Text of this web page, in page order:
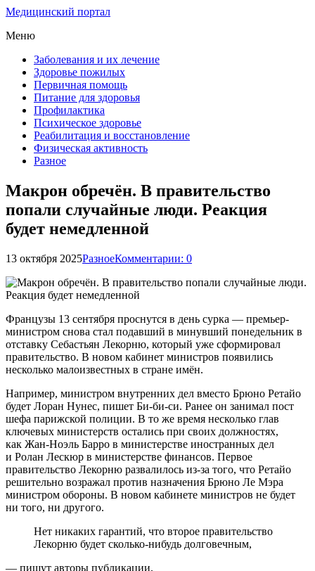
Медицинский портал
Меню
Заболевания и их лечение
Здоровье пожилых
Первичная помощь
Питание для здоровья
Профилактика
Психическое здоровье
Реабилитация и восстановление
Физическая активность
Разное
Макрон обречён. В правительство
попали случайные люди. Реакция
будет немедленной
13 октября 2025РазноеКомментарии: 0
Французы 13 сентября проснутся в день сурка — премьер-
министром снова стал подавший в минувший понедельник в
отставку Себастьян Лекорню, который уже сформировал
правительство. В новом кабинет министров появились
несколько малоизвестных в стране имён.
Например, министром внутренних дел вместо Брюно Ретайо
будет Лоран Нунес, пишет Би-би-си. Ранее он занимал пост
шефа парижской полиции. В то же время несколько глав
ключевых министерств остались при своих должностях,
как Жан-Ноэль Барро в министерстве иностранных дел
и Ролан Лескюр в министерстве финансов. Первое
правительство Лекорню развалилось из-за того, что Ретайо
решительно возражал против назначения Брюно Ле Мэра
министром обороны. В новом кабинете министров не будет
ни того, ни другого.
Нет никаких гарантий, что второе правительство
Лекорню будет сколько-нибудь долговечным,
— пишут авторы публикации.